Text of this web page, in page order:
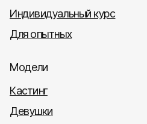
Индивидуальный курс
Для опытных
Модели
Кастинг
Девушки